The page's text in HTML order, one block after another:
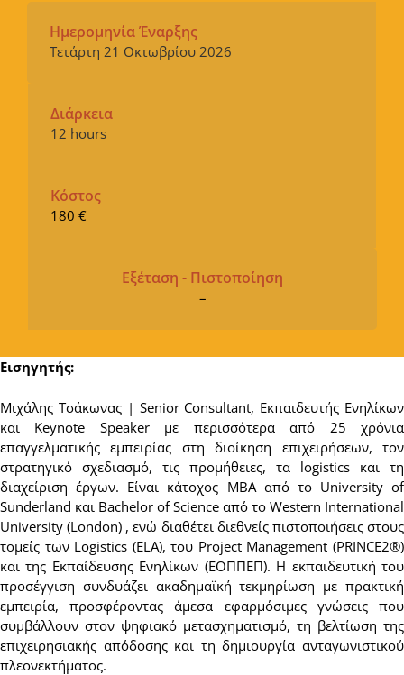
Ημερομηνία Έναρξης
Τετάρτη 21 Οκτωβρίου 2026
Διάρκεια
12 hours
Κόστος
180 €
Εξέταση - Πιστοποίηση
–
Εισηγητής:
Μιχάλης Τσάκωνας | Senior Consultant, Εκπαιδευτής Ενηλίκων
και Keynote Speaker με περισσότερα από 25 χρόνια
επαγγελματικής εμπειρίας στη διοίκηση επιχειρήσεων, τον
στρατηγικό σχεδιασμό, τις προμήθειες, τα logistics και τη
διαχείριση έργων. Είναι κάτοχος MBA από το University of
Sunderland και Bachelor of Science από το Western International
University (London) , ενώ διαθέτει διεθνείς πιστοποιήσεις στους
τομείς των Logistics (ELA), του Project Management (PRINCE2®)
και της Εκπαίδευσης Ενηλίκων (ΕΟΠΠΕΠ). Η εκπαιδευτική του
προσέγγιση συνδυάζει ακαδημαϊκή τεκμηρίωση με πρακτική
εμπειρία, προσφέροντας άμεσα εφαρμόσιμες γνώσεις που
συμβάλλουν στον ψηφιακό μετασχηματισμό, τη βελτίωση της
επιχειρησιακής απόδοσης και τη δημιουργία ανταγωνιστικού
πλεονεκτήματος.